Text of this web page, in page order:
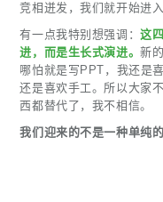
竞相迸发，我们就开始进
有一点我特别想强调：这
进，而是生长式演进。新
哪怕就是写PPT，我还是
还是喜欢手工。所以大家
西都替代了，我不相信。
我们迎来的不是一种单纯